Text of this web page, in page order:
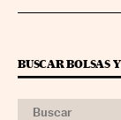
BUSCAR BOLSAS